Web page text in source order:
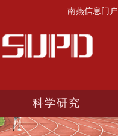
南燕信息门户
科学研究